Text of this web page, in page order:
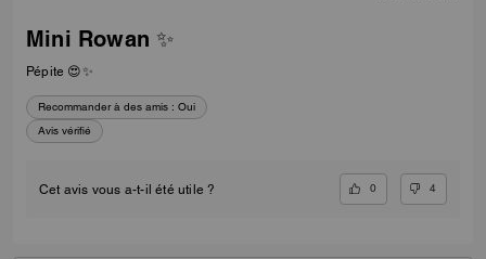
Mini Rowan ✨
Pépite 😍✨
Recommander à des amis : Oui
Avis vérifié
Cet avis vous a-t-il été utile ? 0 4